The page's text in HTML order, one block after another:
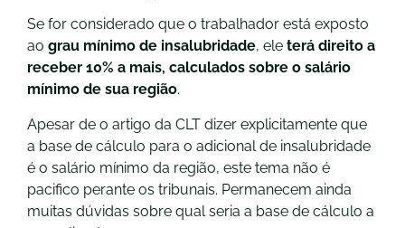
Se for considerado que o trabalhador está exposto
ao grau mínimo de insalubridade, ele terá direito a
receber 10% a mais, calculados sobre o salário
mínimo de sua região.
Apesar de o artigo da CLT dizer explicitamente que
a base de cálculo para o adicional de insalubridade
é o salário mínimo da região, este tema não é
pacifico perante os tribunais. Permanecem ainda
muitas dúvidas sobre qual seria a base de cálculo a